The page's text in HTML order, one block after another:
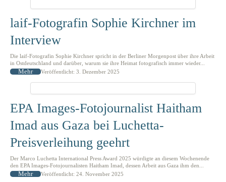
laif-Fotografin Sophie Kirchner im
Interview
Die laif-Fotografin Sophie Kirchner spricht in der Berliner Morgenpost über ihre Arbeit
in Ostdeutschland und darüber, warum sie ihre Heimat fotografisch immer wieder...
Mehr Veröffentlicht: 3. Dezember 2025
EPA Images-Fotojournalist Haitham
Imad aus Gaza bei Luchetta-
Preisverleihung geehrt
Der Marco Luchetta International Press Award 2025 würdigte an diesem Wochenende
den EPA Images-Fotojournalisten Haitham Imad, dessen Arbeit aus Gaza ihm den...
Mehr Veröffentlicht: 24. November 2025